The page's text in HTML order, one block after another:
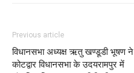
Previous article
विधानसभा अध्यक्ष ऋतु खण्डूडी भूषण ने
कोटद्वार विधानसभा के उदयरामपुर में